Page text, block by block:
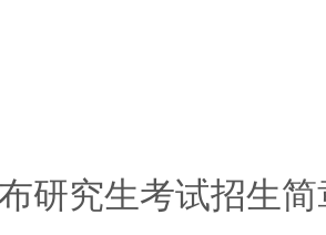
研究生考试招生简